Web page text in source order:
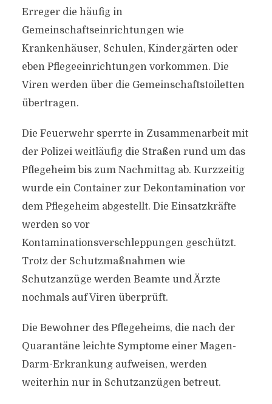
Erreger die häufig in
Gemeinschaftseinrichtungen wie
Krankenhäuser, Schulen, Kindergärten oder
eben Pflegeeinrichtungen vorkommen. Die
Viren werden über die Gemeinschaftstoiletten
übertragen.
Die Feuerwehr sperrte in Zusammenarbeit mit
der Polizei weitläufig die Straßen rund um das
Pflegeheim bis zum Nachmittag ab. Kurzzeitig
wurde ein Container zur Dekontamination vor
dem Pflegeheim abgestellt. Die Einsatzkräfte
werden so vor
Kontaminationsverschleppungen geschützt.
Trotz der Schutzmaßnahmen wie
Schutzanzüge werden Beamte und Ärzte
nochmals auf Viren überprüft.
Die Bewohner des Pflegeheims, die nach der
Quarantäne leichte Symptome einer Magen-
Darm-Erkrankung aufweisen, werden
weiterhin nur in Schutzanzügen betreut.